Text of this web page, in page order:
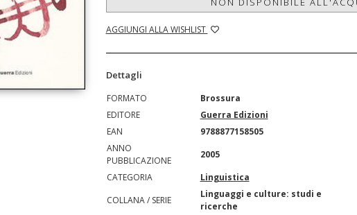
AGGIUNGI ALLA WISHLIST
Dettagli
FORMATO
Brossura
EDITORE
Guerra Edizioni
EAN
9788877158505
ANNO
PUBBLICAZIONE
2005
CATEGORIA
Linguistica
COLLANA / SERIE
Linguaggi e culture: studi e
ricerche